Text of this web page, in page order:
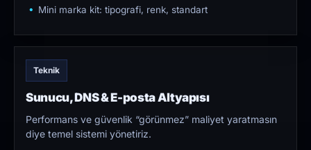
Mini marka kit: tipografi, renk, standart
Teknik
Sunucu, DNS & E-posta Altyapısı
Performans ve güvenlik “görünmez” maliyet yaratmasın
diye temel sistemi yönetiriz.